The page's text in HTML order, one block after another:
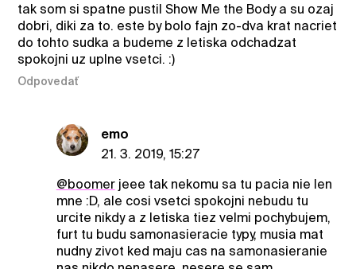
tak som si spatne pustil Show Me the Body a su ozaj
dobri, diki za to. este by bolo fajn zo-dva krat nacriet
do tohto sudka a budeme z letiska odchadzat
spokojni uz uplne vsetci. :)
Odpovedať
emo
21. 3. 2019, 15:27
@boomerjeee tak nekomu sa tu pacia nie len
mne :D, ale cosi vsetci spokojni nebudu tu
urcite nikdy a z letiska tiez velmi pochybujem,
furt tu budu samonasieracie typy, musia mat
nudny zivot ked maju cas na samonasieranie